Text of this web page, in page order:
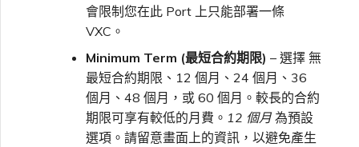
會限制您在此 Port 上只能部署一條
VXC。
Minimum Term (最短合約期限) – 選擇 無
最短合約期限、12 個月、24 個月、36
個月、48 個月，或 60 個月。較長的合約
期限可享有較低的月費。 12 個月為預設
選項。請留意畫面上的資訊，以避免產生